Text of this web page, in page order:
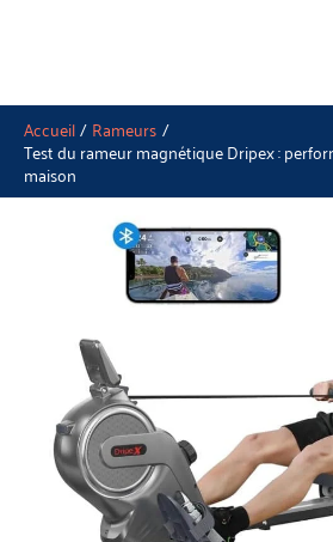
Accueil Rameurs
Test du rameur magnétique Dripex :
maison